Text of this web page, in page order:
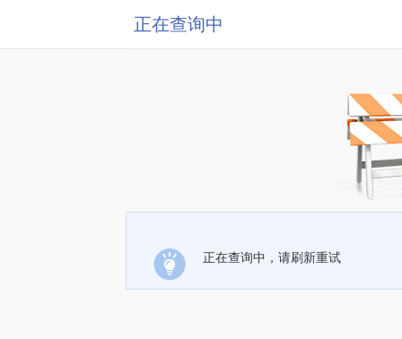
正在查询中
正在查询中，请刷新重试